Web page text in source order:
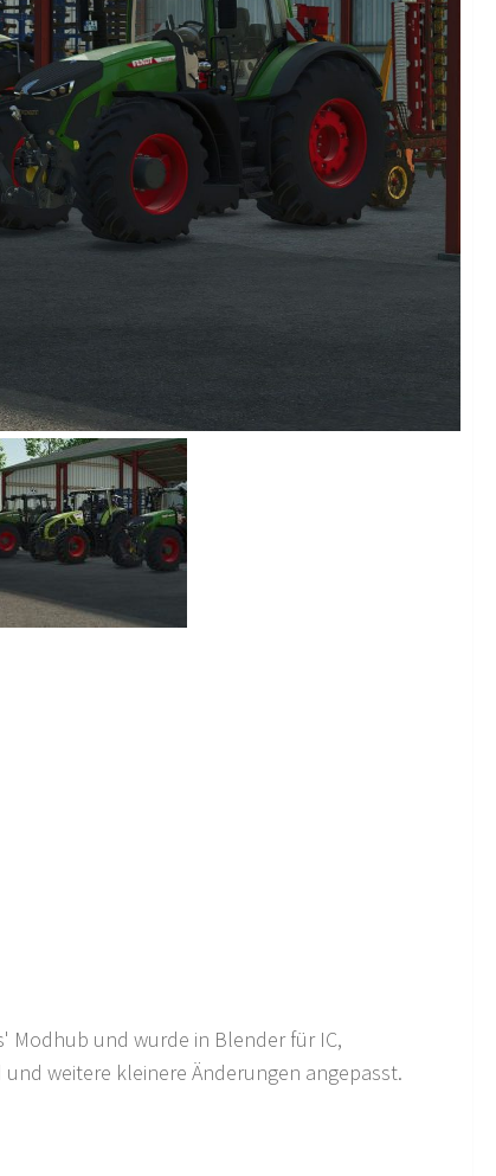
Modhub und wurde in Blender für IC,
weitere kleinere Änderungen angepasst.